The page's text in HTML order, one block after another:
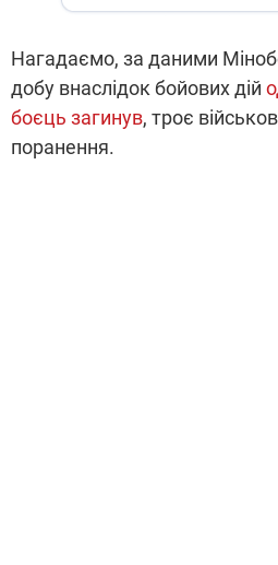
Нагадаємо, за даними
добу внаслідок бойових дій
боєць загинув, троє
поранення.